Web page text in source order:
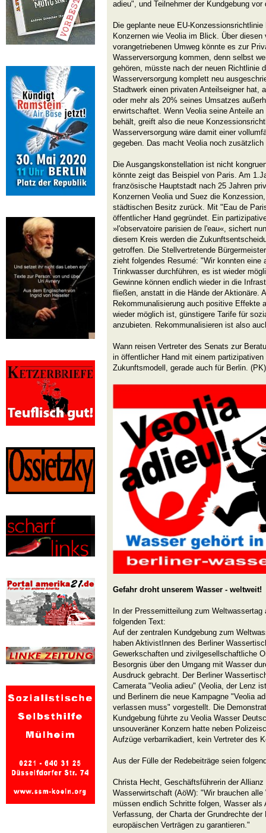
adieu", und Teilnehmer der Kundgebung vor
Die geplante neue EU-
Konzernen wie Veolia im Blick. Über
vorangetriebenen Umweg könnte es zur
Wasserversorgung kommen, denn selbst
gehören, müsste nach der neuen Richtlinie
Wasserversorgung komplett neu
Stadtwerk einen privaten Anteilseigner hat,
oder mehr als 20% seines Umsatzes
erwirtschaftet. Wenn Veolia seine Anteile
behält, greift also die neue
Wasserversorgung wäre damit einer
gegeben. Das macht Veolia noch
Die Ausgangskonstellation ist nicht
könnte zeigt das Beispiel von Paris. Am
französische Hauptstadt nach 25 Jahren
Konzernen Veolia und Suez die
städtischen Besitz zurück. Mit "Eau de
öffentlicher Hand gegründet. Ein
»l'observatoire parisien de l'eau«, sichert
diesem Kreis werden die
getroffen. Die Stellvertretende
zieht folgendes Resumé: "Wir konnten eine
Trinkwasser durchführen, es ist wieder
Gewinne können endlich wieder in die
fließen, anstatt in die Hände der Aktionäre.
Rekommunalisierung auch positive Effekte
wieder möglich ist, günstigere Tarife für
anzubieten. Rekommunalisieren ist also
Wann reisen Vertreter des Senats zur
in öffentlicher Hand mit einem
Zukunftsmodell, gerade auch für Berlin. (PK)
Gefahr droht unserem Wasser - weltweit!
In der Pressemitteilung zum
folgenden Text:
Auf der zentralen Kundgebung zum
haben AktivistInnen des Berliner
Gewerkschaften und zivilgesellschaftliche
Besorgnis über den Umgang mit Wasser
Ausdruck gebracht. Der Berliner
Camerata "Veolia adieu" (Veolia, der Lenz
und Berlinern die neue Kampagne "Veolia
verlassen muss" vorgestellt. Die
Kundgebung führte zu Veolia Wasser
unsouveräner Konzern hatte neben
Aufzüge verbarrikadiert, kein Vertreter des
Aus der Fülle der Redebeiträge seien
Christa Hecht, Geschäftsführerin der
Wasserwirtschaft (AöW): "Wir brauchen
müssen endlich Schritte folgen, Wasser als
Verfassung, der Charta der Grundrechte
europäischen Verträgen zu garantieren."